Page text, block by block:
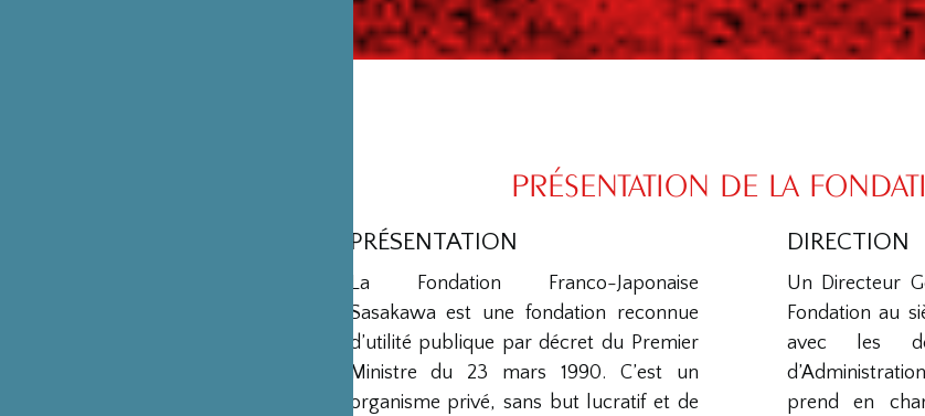
PRÉSENTATION DE LA
PRÉSENTATION
La Fondation Franco-Japonaise
Sasakawa est une fondation reconnue
d’utilité publique par décret du Premier
Ministre du 23 mars 1990. C’est un
organisme privé, sans but lucratif et de
DIRECTION
Un Directeur
Fondation au
avec les
prend en